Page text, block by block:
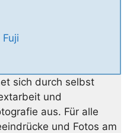
sich durch selbst
und
aus. Für alle
und Fotos am